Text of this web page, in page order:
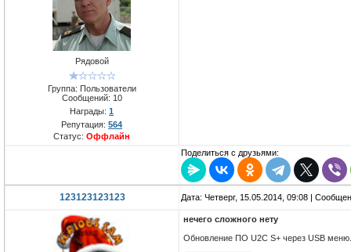
Рядовой
Группа: Пользователи
Сообщений: 10
Награды: 1
Репутация: 564
Статус: Оффлайн
Поделиться с друзьями:
123123123123 Дата: Четверг, 15.05.2014, 09:08 |
нечего сложного нету
Обновление ПО U2C S+ через USB меню.